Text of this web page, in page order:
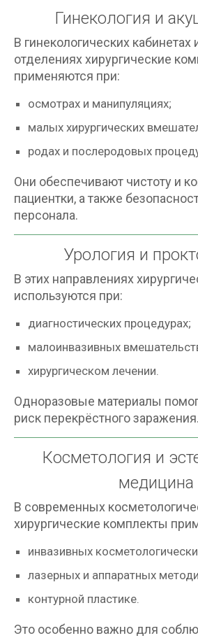
Гинекология и
В гинекологических
отделениях хирургические
применяются при:
осмотрах и манипуляциях;
малых хирургических
родах и послеродовых
Они обеспечивают чистоту и
пациентки, а также
персонала.
Урология и
В этих направлениях
используются при:
диагностических процедурах;
малоинвазивных
хирургическом лечении.
Одноразовые материалы
риск перекрёстного заражения.
Косметология и
медицина
В современных
хирургические комплекты
инвазивных
лазерных и аппаратных
контурной пластике.
Это особенно важно для